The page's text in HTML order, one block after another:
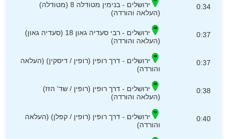
0:34
ירושלים - בנימין מטודלה 8 (מטודלה)
(העלאה והורדה)
0:37
ירושלים - רבי סעדיה גאון 18 (סעדיה גאון)
(העלאה והורדה)
0:37
ירושלים - דרך רופין (רופין / דיסקין) (העלאה
והורדה)
0:38
ירושלים - דרך רופין (רופין / שד' הזז)
(העלאה והורדה)
0:40
ירושלים - דרך רופין (רופין / קפלן) (העלאה
והורדה)